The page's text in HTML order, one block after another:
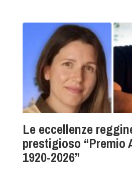
Le eccellenze
prestigioso “Premio
1920-2026”